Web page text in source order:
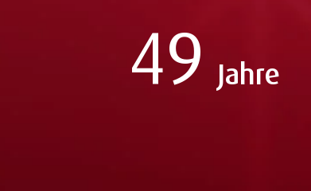
49 Jahre